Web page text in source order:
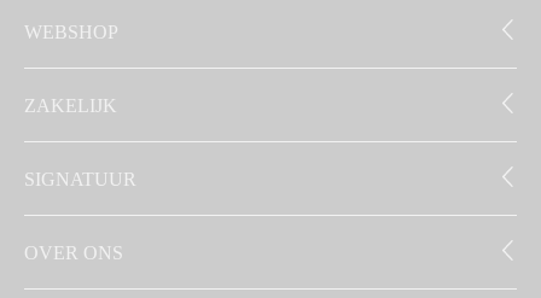
WEBSHOP
ZAKELIJK
SIGNATUUR
OVER ONS